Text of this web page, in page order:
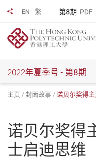
EN 繁 第8期 PDF
分享到
2022年夏季号 - 第8期
主页 封面故事 诺贝尔奖得
诺贝尔奖得
士启迪思维